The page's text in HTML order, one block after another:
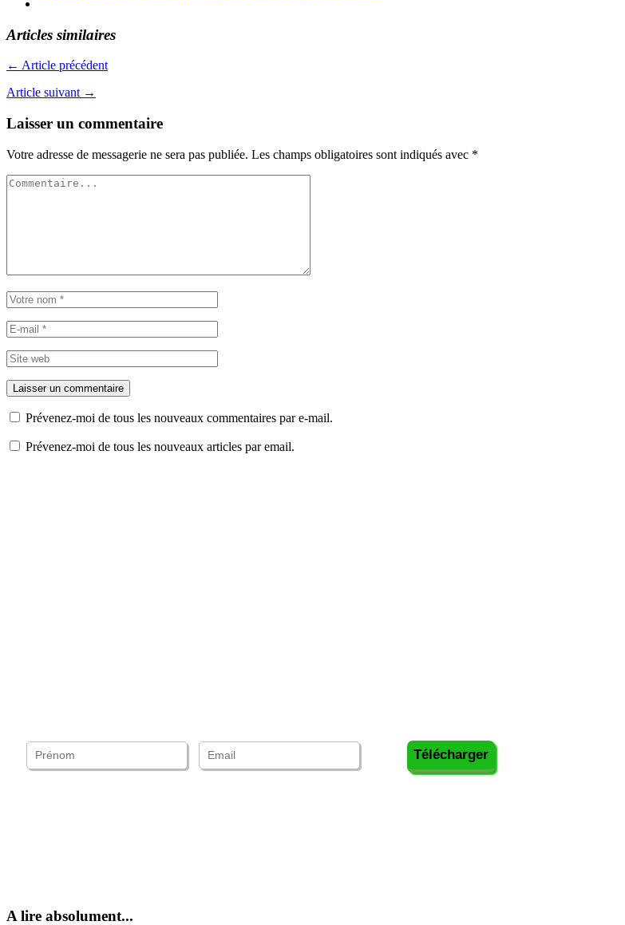
Articles similaires
← Article précédent
Article suivant →
Laisser un commentaire
Votre adresse de messagerie ne sera pas publiée. Les champs obligatoires sont indiqués avec *
Prévenez-moi de tous les nouveaux commentaires par e-mail.
Prévenez-moi de tous les nouveaux articles par email.
A lire absolument...